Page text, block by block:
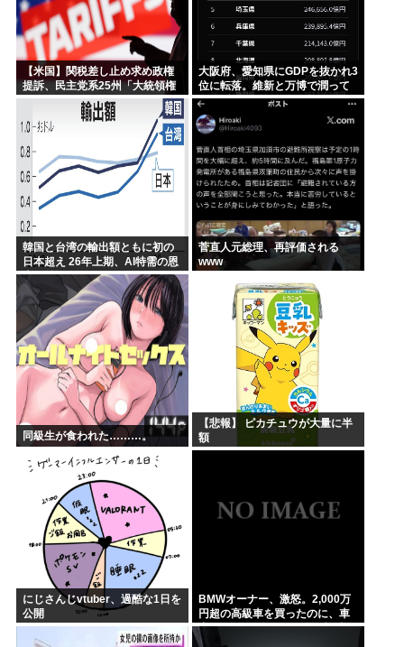
【米国】関税差し止め求め政権
提訴、民主党系25州「大統領権
限逸脱」
大阪府、愛知県にGDPを抜かれ3
位に転落。維新と万博で潤って
るはずじゃ…
韓国と台湾の輸出額ともに初の
日本超え 26年上期、AI特需の恩
恵で差
菅直人元総理、再評価される
www
同級生が食われた………。
【悲報】 ピカチュウが大量に半
額
にじさんじvtuber、過酷な1日を
公開
BMWオーナー、激怒。2,000万
円超の高級車を買ったのに、車
内でスパイダーマンCMの視聴を
強制されてしまう。